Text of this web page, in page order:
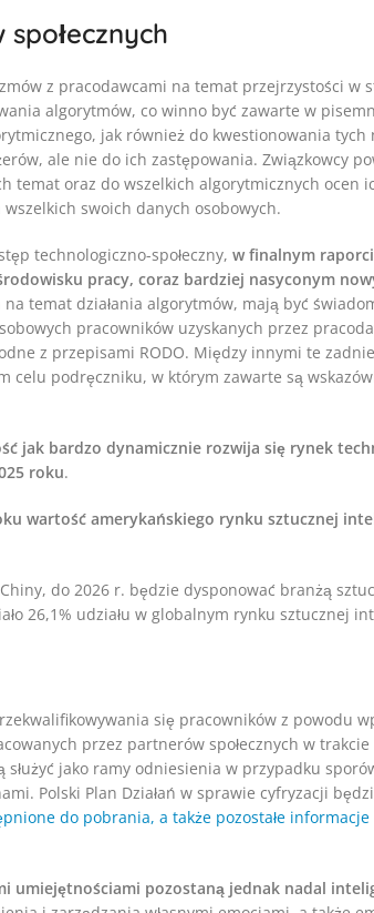
z pracodawcami na temat przejrzystości w
algorytmów, co winno być zawarte w
jak również do kwestionowania tych
ale nie do ich zastępowania. Związkowcy
temat oraz do wszelkich algorytmicznych ocen
swoich danych osobowych.
technologiczno-społeczny, w finalnym
pracy, coraz bardziej nasyconym
temat działania algorytmów, mają być
pracowników uzyskanych przez
z przepisami RODO. Między innymi te
celu podręczniku, w którym zawarte są
jak bardzo dynamicznie rozwija się rynek
roku.
wartość amerykańskiego rynku sztucznej
do 2026 r. będzie dysponować branżą
26,1% udziału w globalnym rynku sztucznej
się pracowników z powodu
przez partnerów społecznych w
służyć jako ramy odniesienia w przypadku
Polski Plan Działań w sprawie cyfryzacji
do pobrania, a także pozostałe
umiejętnościami pozostaną jednak nadal